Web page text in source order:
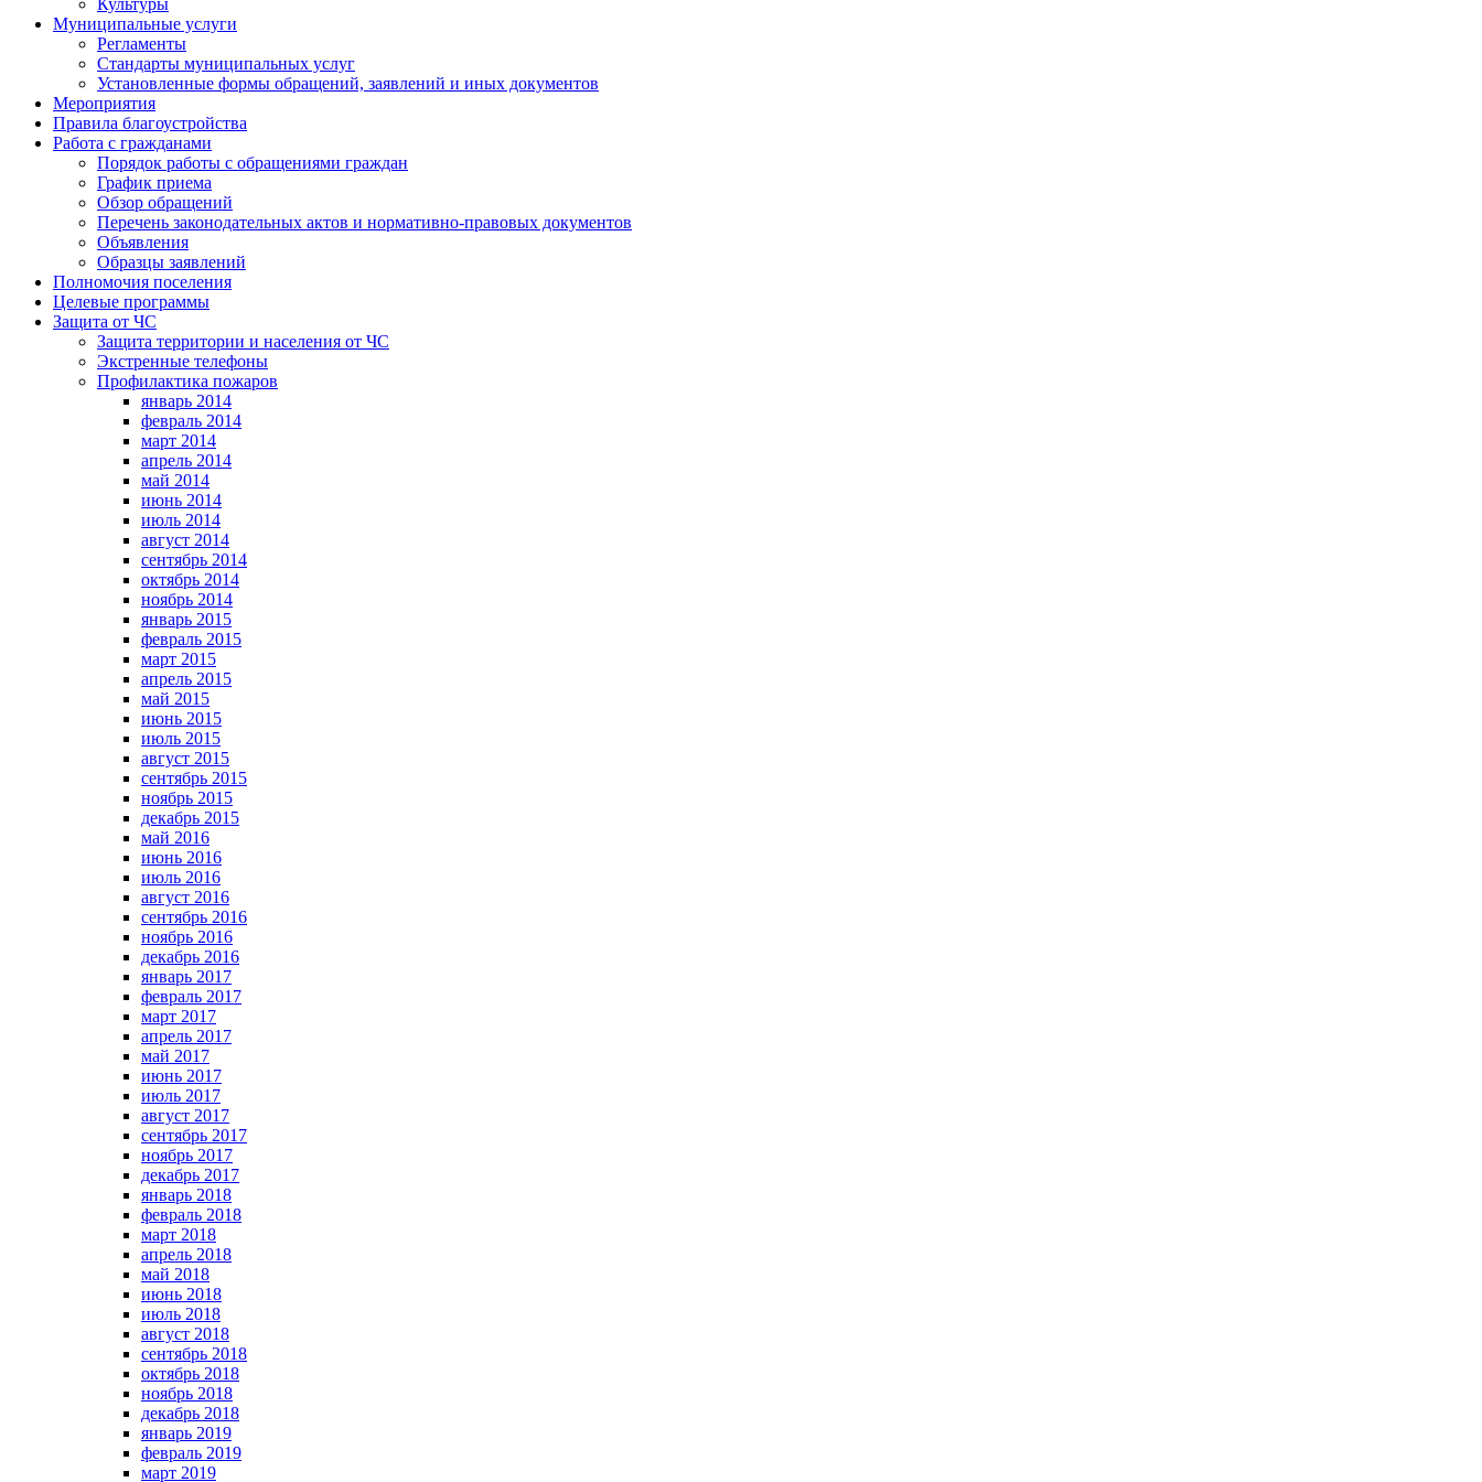
Культуры
Муниципальные услуги
Регламенты
Стандарты муниципальных услуг
Установленные формы обращений, заявлений и иных документов
Мероприятия
Правила благоустройства
Работа с гражданами
Порядок работы с обращениями граждан
График приема
Обзор обращений
Перечень законодательных актов и нормативно-правовых документов
Объявления
Образцы заявлений
Полномочия поселения
Целевые программы
Защита от ЧС
Защита территории и населения от ЧС
Экстренные телефоны
Профилактика пожаров
январь 2014
февраль 2014
март 2014
апрель 2014
май 2014
июнь 2014
июль 2014
август 2014
сентябрь 2014
октябрь 2014
ноябрь 2014
январь 2015
февраль 2015
март 2015
апрель 2015
май 2015
июнь 2015
июль 2015
август 2015
сентябрь 2015
ноябрь 2015
декабрь 2015
май 2016
июнь 2016
июль 2016
август 2016
сентябрь 2016
ноябрь 2016
декабрь 2016
январь 2017
февраль 2017
март 2017
апрель 2017
май 2017
июнь 2017
июль 2017
август 2017
сентябрь 2017
ноябрь 2017
декабрь 2017
январь 2018
февраль 2018
март 2018
апрель 2018
май 2018
июнь 2018
июль 2018
август 2018
сентябрь 2018
октябрь 2018
ноябрь 2018
декабрь 2018
январь 2019
февраль 2019
март 2019